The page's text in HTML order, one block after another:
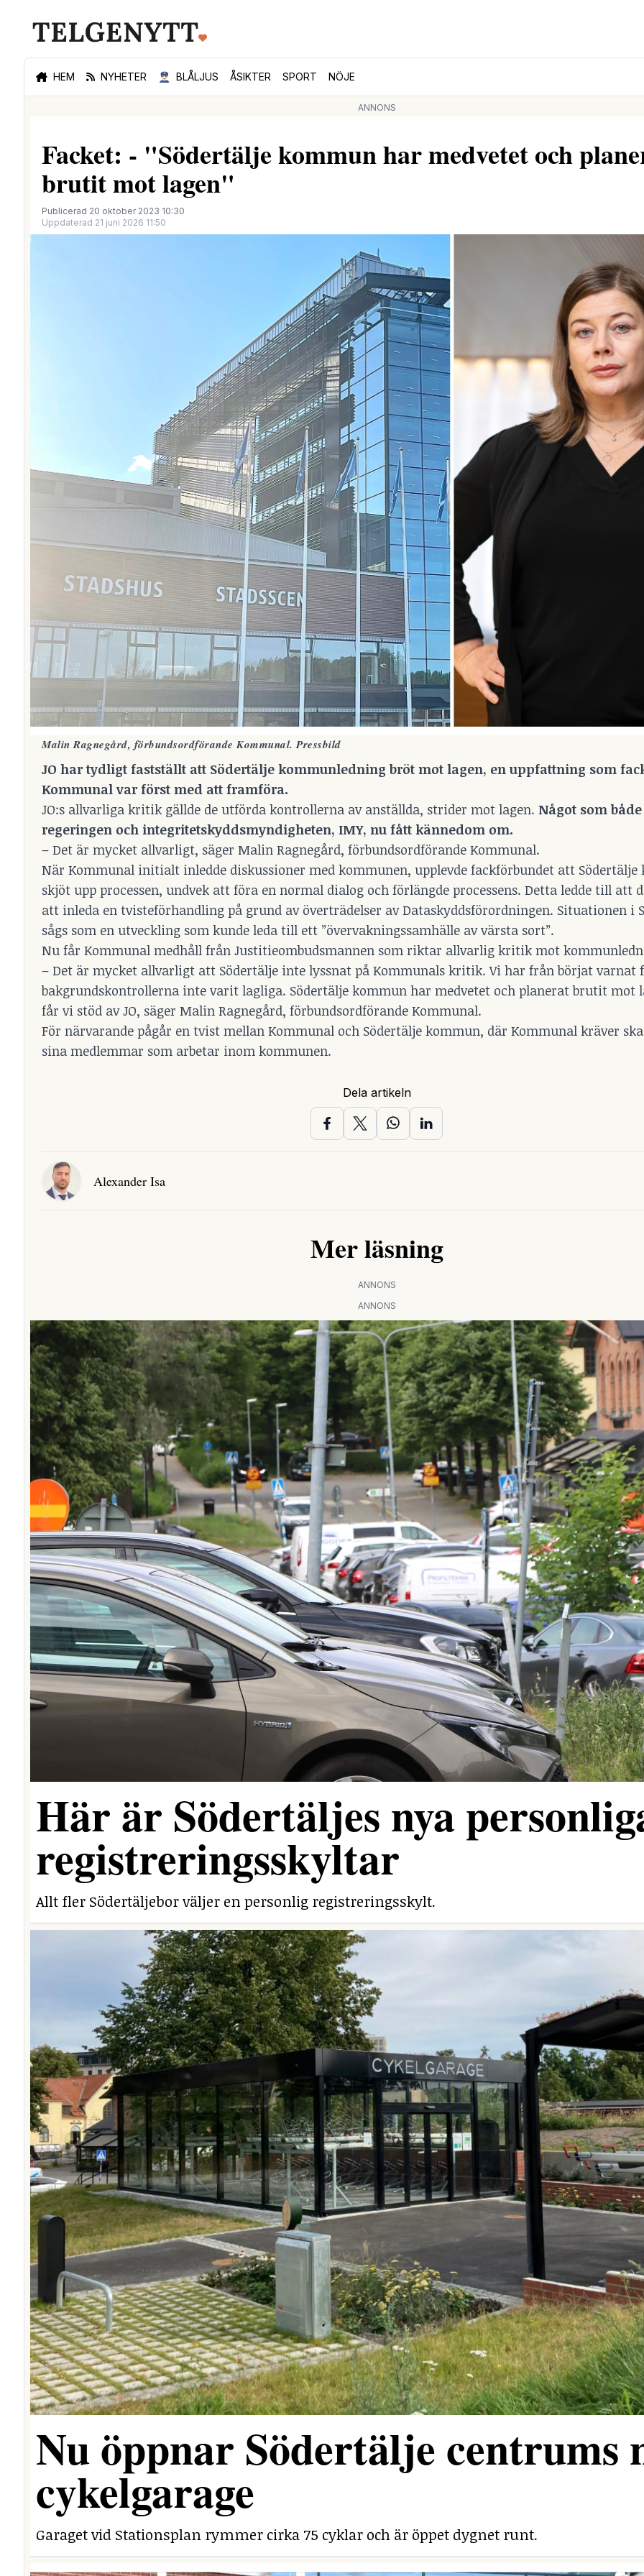
HEM NYHETER 👮🏻‍♂️ BLÅLJUS ÅSIKTER SPORT NÖJE
ANNONS
Facket: - "Södertälje kommun har medvetet och
brutit mot lagen"
Publicerad 20 oktober 2023 10:30
Uppdaterad 21 juni 2026 11:50
Malin Ragnegård, förbundsordförande Kommunal. Pressbild
JO har tydligt fastställt att Södertälje kommunledning bröt mot lagen, en uppfattning som
Kommunal var först med att framföra.
JO:s allvarliga kritik gällde de utförda kontrollerna av anställda, strider mot lagen. Något som både
regeringen och integritetskyddsmyndigheten, IMY, nu fått kännedom om.
– Det är mycket allvarligt, säger Malin Ragnegård, förbundsordförande Kommunal.
När Kommunal initialt inledde diskussioner med kommunen, upplevde fackförbundet att Södertälje
skjöt upp processen, undvek att föra en normal dialog och förlängde processens. Detta ledde till att
att inleda en tvisteförhandling på grund av överträdelser av Dataskyddsförordningen. Situationen i
sågs som en utveckling som kunde leda till ett ”övervakningssamhälle av värsta sort”.
Nu får Kommunal medhåll från Justitieombudsmannen som riktar allvarlig kritik mot
– Det är mycket allvarligt att Södertälje inte lyssnat på Kommunals kritik. Vi har från börjat varnat
bakgrundskontrollerna inte varit lagliga. Södertälje kommun har medvetet och planerat brutit mot
får vi stöd av JO, säger Malin Ragnegård, förbundsordförande Kommunal.
För närvarande pågår en tvist mellan Kommunal och Södertälje kommun, där Kommunal kräver
sina medlemmar som arbetar inom kommunen.
Dela artikeln
Alexander Isa
Mer läsning
ANNONS
ANNONS
Här är Södertäljes nya
registreringsskyltar
Allt fler Södertäljebor väljer en personlig registreringsskylt.
Nu öppnar Södertälje centrums
cykelgarage
Garaget vid Stationsplan rymmer cirka 75 cyklar och är öppet dygnet runt.